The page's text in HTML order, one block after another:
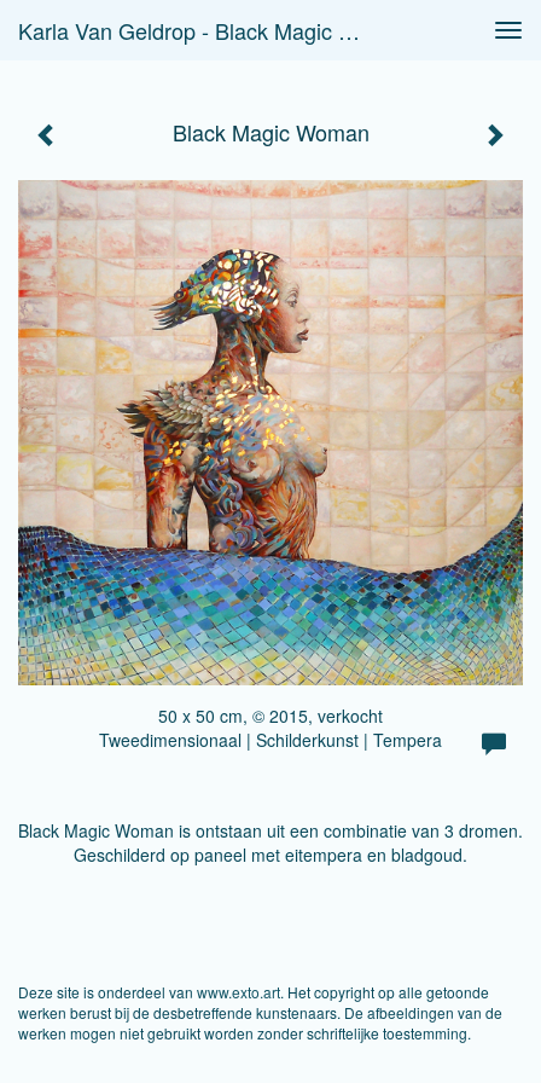
Karla Van Geldrop - Black Magic Woman
Black Magic Woman
50 x 50 cm, © 2015, verkocht
Tweedimensionaal | Schilderkunst | Tempera
Black Magic Woman is ontstaan uit een combinatie van 3 dromen.
Geschilderd op paneel met eitempera en bladgoud.
Deze site is onderdeel van www.exto.art. Het copyright op alle getoonde
werken berust bij de desbetreffende kunstenaars. De afbeeldingen van de
werken mogen niet gebruikt worden zonder schriftelijke toestemming.